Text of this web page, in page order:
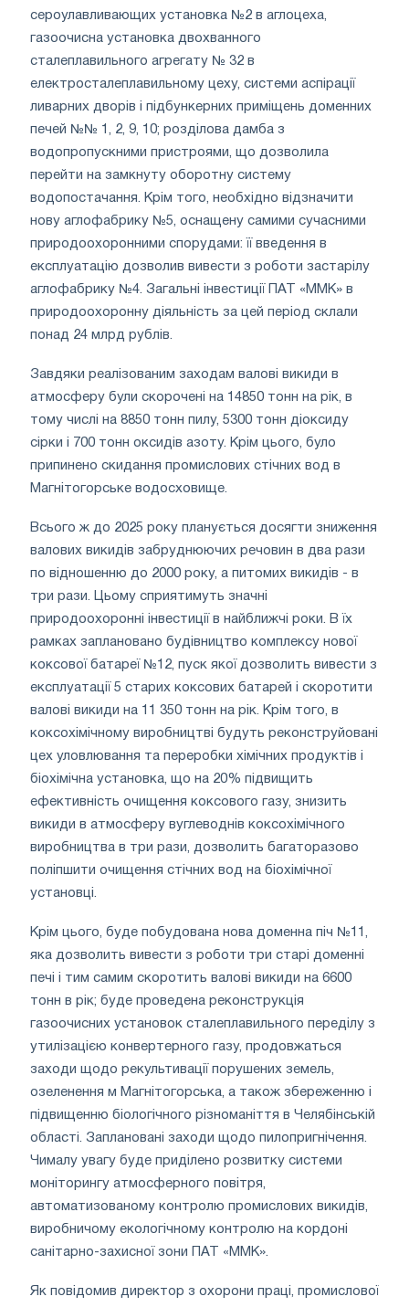
сероулавливающих установка №2 в аглоцеха,
газоочисна установка двохванного
сталеплавильного агрегату № 32 в
електросталеплавильному цеху, системи аспірації
ливарних дворів і підбункерних приміщень доменних
печей №№ 1, 2, 9, 10; розділова дамба з
водопропускними пристроями, що дозволила
перейти на замкнуту оборотну систему
водопостачання. Крім того, необхідно відзначити
нову аглофабрику №5, оснащену самими сучасними
природоохоронними спорудами: її введення в
експлуатацію дозволив вивести з роботи застарілу
аглофабрику №4. Загальні інвестиції ПАТ «ММК» в
природоохоронну діяльність за цей період склали
понад 24 млрд рублів.
Завдяки реалізованим заходам валові викиди в
атмосферу були скорочені на 14850 тонн на рік, в
тому числі на 8850 тонн пилу, 5300 тонн діоксиду
сірки і 700 тонн оксидів азоту. Крім цього, було
припинено скидання промислових стічних вод в
Магнітогорське водосховище.
Всього ж до 2025 року планується досягти зниження
валових викидів забруднюючих речовин в два рази
по відношенню до 2000 року, а питомих викидів - в
три рази. Цьому сприятимуть значні
природоохоронні інвестиції в найближчі роки. В їх
рамках заплановано будівництво комплексу нової
коксової батареї №12, пуск якої дозволить вивести з
експлуатації 5 старих коксових батарей і скоротити
валові викиди на 11 350 тонн на рік. Крім того, в
коксохімічному виробництві будуть реконструйовані
цех уловлювання та переробки хімічних продуктів і
біохімічна установка, що на 20% підвищить
ефективність очищення коксового газу, знизить
викиди в атмосферу вуглеводнів коксохімічного
виробництва в три рази, дозволить багаторазово
поліпшити очищення стічних вод на біохімічної
установці.
Крім цього, буде побудована нова доменна піч №11,
яка дозволить вивести з роботи три старі доменні
печі і тим самим скоротить валові викиди на 6600
тонн в рік; буде проведена реконструкція
газоочисних установок сталеплавильного переділу з
утилізацією конвертерного газу, продовжаться
заходи щодо рекультивації порушених земель,
озеленення м Магнітогорська, а також збереженню і
підвищенню біологічного різноманіття в Челябінській
області. Заплановані заходи щодо пилопригнічення.
Чималу увагу буде приділено розвитку системи
моніторингу атмосферного повітря,
автоматизованому контролю промислових викидів,
виробничому екологічному контролю на кордоні
санітарно-захисної зони ПАТ «ММК».
Як повідомив директор з охорони праці, промислової